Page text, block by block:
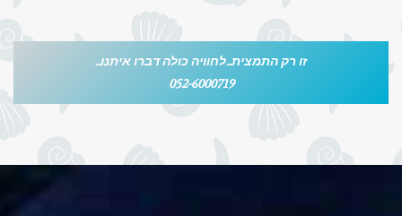
זו רק התמצית...לחוויה כולה דברו איתנו...
052-6000719